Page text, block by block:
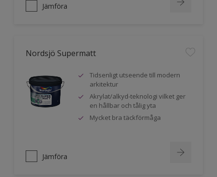
Jämföra
Nordsjö Supermatt
Tidsenligt utseende till modern
arkitektur
Akrylat/alkyd-teknologi vilket ger
en hållbar och tålig yta
Mycket bra täckförmåga
Jämföra